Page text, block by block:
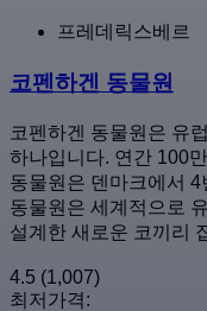
프레데릭스베르
코펜하겐 동물원
코펜하겐 동물원은 유
하나입니다. 연간 100
동물원은 덴마크에서
동물원은 세계적으로
설계한 새로운 코끼리
4.5 (1,007)
최저가격: